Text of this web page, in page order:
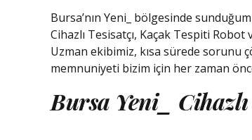
Bursa’nın Yeni_ bölgesinde
Cihazlı Tesisatçı, Kaçak Tespiti
Uzman ekibimiz, kısa sürede sorunu
memnuniyeti bizim için her zaman
Bursa Yeni_ Cihazlı